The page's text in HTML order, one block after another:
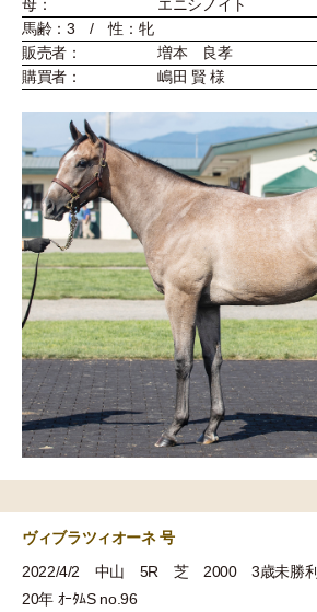
母：
エニシノイト
馬齢：3 / 性：牝
販売者：
増本 良孝
購買者：
嶋田 賢 様
ヴィブラツィオーネ 号
2022/4/2 中山 5R 芝 2000 3歳未勝利
20年 ｵｰﾀﾑS no.96